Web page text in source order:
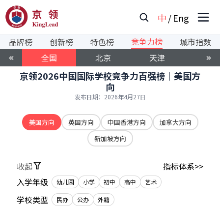
中/Eng
京领2026中国国际学校竞争力百强榜｜美国方
向
发布日期： 2026年4月27日
品牌榜 创新榜 特色榜 竞争力榜
城市指数
全国
北京 天津 上海
指标体系>>
收起
入学年级
幼儿园 小学 初中 高中 艺术
学校类型 民办 公办 外籍
美国方向 英国方向 中国香港方向
加拿大方向
新加坡方向